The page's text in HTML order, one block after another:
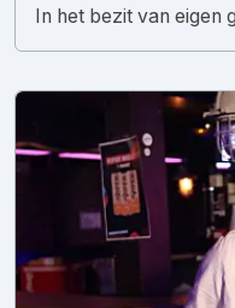
In het bezit van eigen